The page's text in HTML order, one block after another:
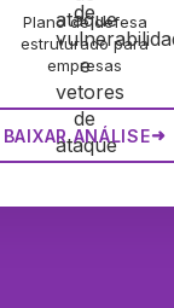
Plano de defesa
estruturado para
empresas
BAIXAR ANÁLISE➜